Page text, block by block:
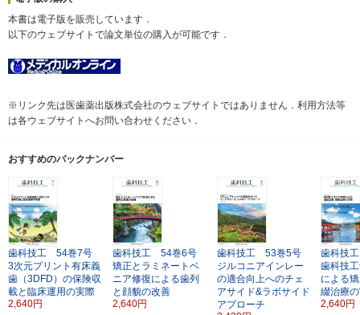
本書は電子版を販売しています．
以下のウェブサイトで論文単位の購入が可能です．
※リンク先は医歯薬出版株式会社のウェブサイトではありません．利用方法等
は各ウェブサイトへお問い合わせください．
おすすめのバックナンバー
歯科技工 54巻7号
3次元プリント有床義
歯（3DFD）の保険収
載と臨床運用の実際
2,640円
歯科技工 54巻6号
矯正とラミネートベ
ニア修復による歯列
と顔貌の改善
2,640円
歯科技工 53巻5号
ジルコニアインレー
の適合向上へのチェ
アサイド&ラボサイド
アプローチ
歯科技
歯科技
による
綴治療
2,640円